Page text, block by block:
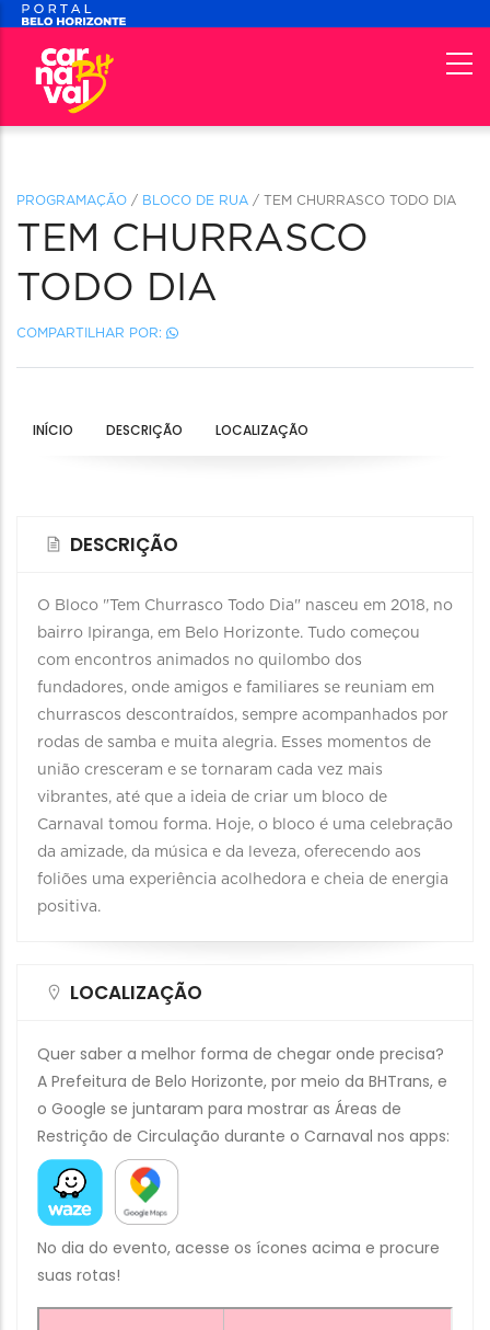
PROGRAMAÇÃO / BLOCO DE RUA / TEM CHURRASCO TODO DIA
TEM CHURRASCO
TODO DIA
COMPARTILHAR POR:
INÍCIO DESCRIÇÃO LOCALIZAÇÃO
DESCRIÇÃO
O Bloco "Tem Churrasco Todo Dia" nasceu em 2018, no
bairro Ipiranga, em Belo Horizonte. Tudo começou
com encontros animados no quilombo dos
fundadores, onde amigos e familiares se reuniam em
churrascos descontraídos, sempre acompanhados por
rodas de samba e muita alegria. Esses momentos de
união cresceram e se tornaram cada vez mais
vibrantes, até que a ideia de criar um bloco de
Carnaval tomou forma. Hoje, o bloco é uma celebração
da amizade, da música e da leveza, oferecendo aos
foliões uma experiência acolhedora e cheia de energia
positiva.
LOCALIZAÇÃO
Quer saber a melhor forma de chegar onde precisa?
A Prefeitura de Belo Horizonte, por meio da BHTrans, e
o Google se juntaram para mostrar as Áreas de
Restrição de Circulação durante o Carnaval nos apps:
No dia do evento, acesse os ícones acima e procure
suas rotas!